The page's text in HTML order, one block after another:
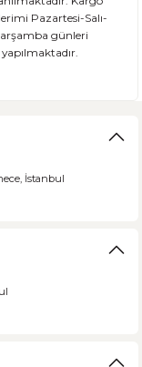
Tüketmelidir?
olarak da bilinir.
Pazartesi-Salı-
günleri
yapılmaktadır.
İstanbul